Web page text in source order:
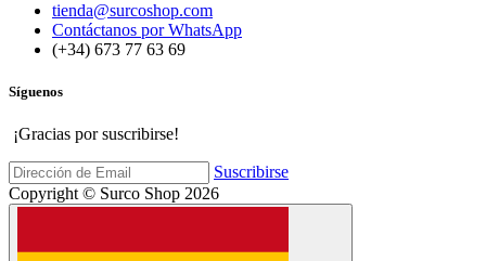
tienda@surcoshop.com
Contáctanos por WhatsApp
(+34) 673 77 63 69
Síguenos
¡Gracias por suscribirse!
Suscribirse
Copyright © Surco Shop 2026